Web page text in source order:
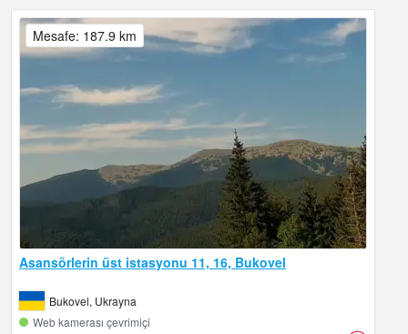
Asansörlerin üst istasyonu 11, 16, Bukovel
Bukovel, Ukrayna
Web kamerası çevrimiçi
Mesafe: 187.9 km